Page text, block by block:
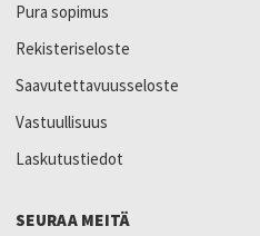
Pura sopimus
Rekisteriseloste
Saavutettavuusseloste
Vastuullisuus
Laskutustiedot
SEURAA MEITÄ